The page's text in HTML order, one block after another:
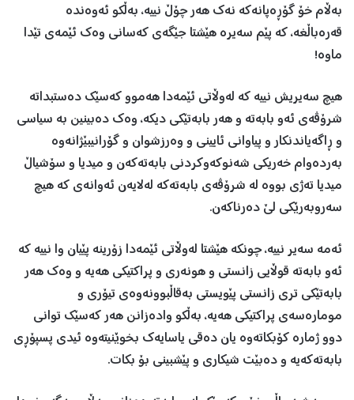
به‌ڵام خۆ گۆڕه‌پانه‌كه‌ نه‌ك هه‌ر چۆڵ نییه،‌ به‌ڵكو ئه‌وه‌نده‌
قه‌ره‌‌باڵغه‌، کە پێم سه‌یره‌ هێشتا جێگه‌ی كه‌سانی وه‌ك ئێمه‌ی تێدا
ماوه‌!
هیچ سه‌یریش نییه‌ كه‌ له‌وڵاتی ئێمه‌دا هه‌موو كه‌سێك ده‌ستبداته‌
شرۆڤه‌ی ئه‌و بابه‌ته‌ و هه‌ر بابه‌تێكی دیکە، وه‌ك ده‌بینین به‌ سیاسی
و ڕاگه‌یاندنكار و پیاوانی ئایینی و وه‌رزشوان و گۆرانیبێژانه‌وه‌
به‌رده‌وام خه‌ریكی شه‌نوكه‌وكردنی بابه‌ته‌كه‌ن و میدیا و سۆشیاڵ
میدیا ته‌ژی بووه‌ له‌ شرۆڤه‌ی بابه‌ته‌كه‌‌ له‌لایه‌ن ئه‌وانه‌ی كه‌ هیچ
سه‌روبه‌رێكی لێ ده‌رناكه‌ن.
ئه‌مه‌ سه‌یر نییه‌، چونكه‌ هێشتا له‌وڵاتی ئێمه‌دا زۆرینه‌ پێیان وا نییه‌ كه‌
ئه‌و بابه‌ته‌ قوڵایی زانستی و هونه‌ری و پراكتیكی هه‌یه‌ و وه‌ك هه‌ر
بابه‌تێكی تری زانستی پێویستی به‌قاڵبوونه‌وه‌ی تیۆری و
موماره‌سه‌ی پراكتیكی هه‌یه‌، به‌ڵكو واده‌زانن هه‌ر كه‌سێك توانی
دوو ژماره‌ كۆبكاته‌وه‌ یان ده‌قی یاسایه‌ك بخوێنیته‌وه‌ ئیدی پسپۆڕی
بابه‌ته‌كه‌یه ‌و ده‌بێت شیكاری و پێشبینی بۆ بكات.